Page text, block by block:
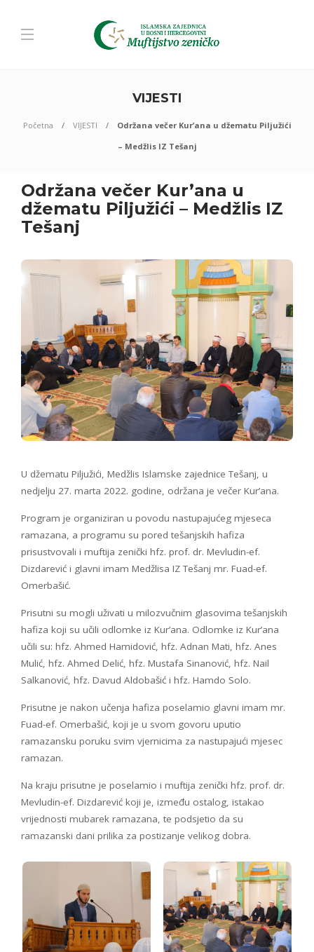
VIJESTI
Početna VIJESTI
Održana večer Kur’ana u džematu Piljužići
– Medžlis IZ Tešanj
Održana večer Kur’ana u
džematu Piljužići – Medžlis IZ
Tešanj
U džematu Piljužići, Medžlis Islamske zajednice Tešanj, u
nedjelju 27. marta 2022. godine, održana je večer Kur’ana.
Program je organiziran u povodu nastupajućeg mjeseca
ramazana, a programu su pored tešanjskih hafiza
prisustvovali i muftija zenički hfz. prof. dr. Mevludin-ef.
Dizdarević i glavni imam Medžlisa IZ Tešanj mr. Fuad-ef.
Omerbašić.
Prisutni su mogli uživati u milozvučnim glasovima tešanjskih
hafiza koji su učili odlomke iz Kur’ana. Odlomke iz Kur’ana
učili su: hfz. Ahmed Hamidović, hfz. Adnan Mati, hfz. Anes
Mulić, hfz. Ahmed Delić, hfz. Mustafa Sinanović, hfz. Nail
Salkanović, hfz. Davud Aldobašić i hfz. Hamdo Solo.
Prisutne je nakon učenja hafiza poselamio glavni imam mr.
Fuad-ef. Omerbašić, koji je u svom govoru uputio
ramazansku poruku svim vjernicima za nastupajući mjesec
ramazan.
Na kraju prisutne je poselamio i muftija zenički hfz. prof. dr.
Mevludin-ef. Dizdarević koji je, između ostalog, istakao
vrijednosti mubarek ramazana, te podsjetio da su
ramazanski dani prilika za postizanje velikog dobra.